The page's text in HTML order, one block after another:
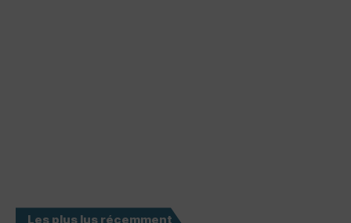
Les plus lus récemment